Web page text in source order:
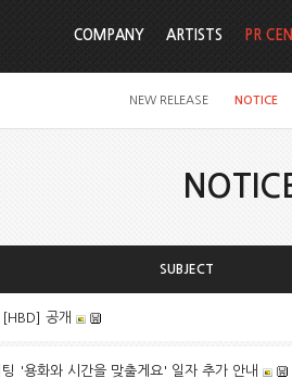
COMPANY ARTISTS PR
NEW RELEASE NOTICE
SUBJECT
공개
'용화와 시간을 맞출게요' 일자 추가 안내